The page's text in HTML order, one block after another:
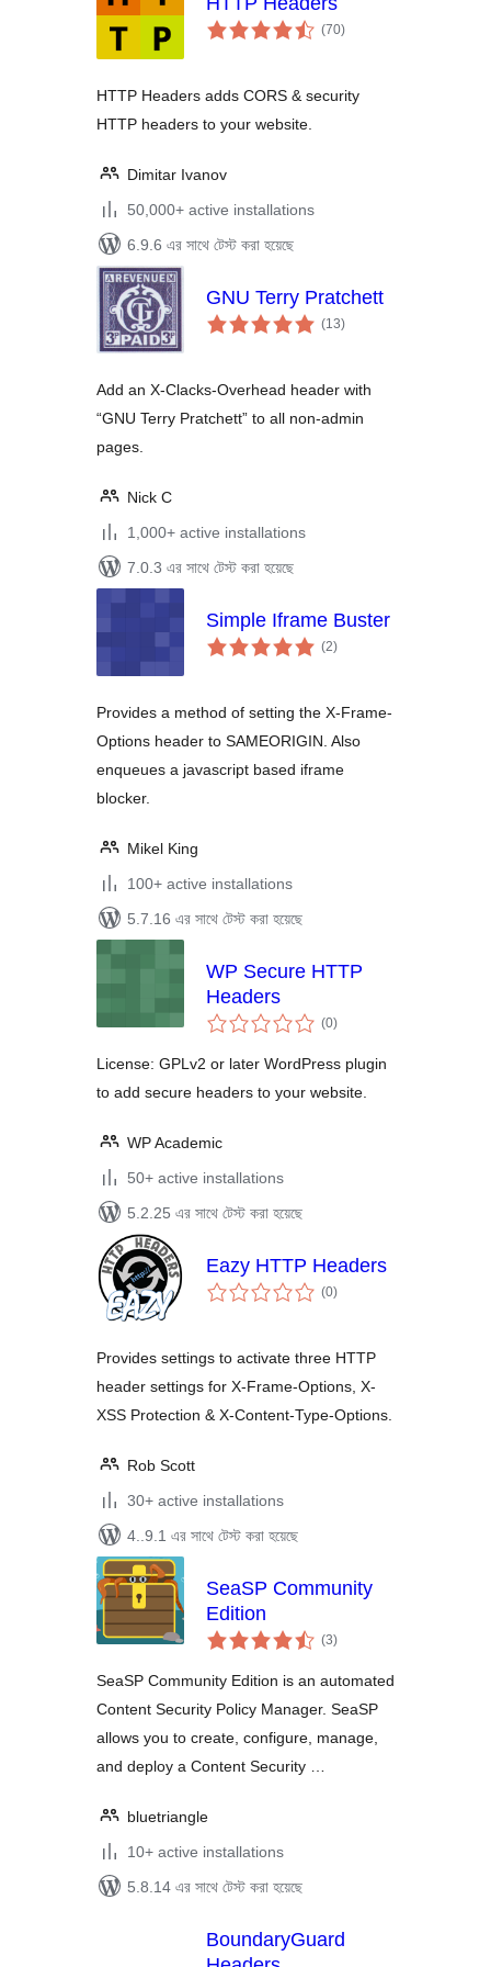
(70total
ratings
)
HTTP Headers adds CORS & security
HTTP headers to your website.
Dimitar Ivanov
50,000+ active installations
6.9.6 এর সাথে টেস্ট করা হয়েছে
GNU Terry Pratchett
(13total
ratings
)
Add an X-Clacks-Overhead header with
“GNU Terry Pratchett” to all non-admin
pages.
Nick C
1,000+ active installations
7.0.3 এর সাথে টেস্ট করা হয়েছে
Simple Iframe Buster
(2total
ratings
)
Provides a method of setting the X-Frame-
Options header to SAMEORIGIN. Also
enqueues a javascript based iframe
blocker.
Mikel King
100+ active installations
5.7.16 এর সাথে টেস্ট করা হয়েছে
WP Secure HTTP
Headers
(0total
ratings
)
License: GPLv2 or later WordPress plugin
to add secure headers to your website.
WP Academic
50+ active installations
5.2.25 এর সাথে টেস্ট করা হয়েছে
Eazy HTTP Headers
(0total
ratings
)
Provides settings to activate three HTTP
header settings for X-Frame-Options, X-
XSS Protection & X-Content-Type-Options.
Rob Scott
30+ active installations
4..9.1 এর সাথে টেস্ট করা হয়েছে
SeaSP Community
Edition
(3total
ratings
)
SeaSP Community Edition is an automated
Content Security Policy Manager. SeaSP
allows you to create, configure, manage,
and deploy a Content Security …
bluetriangle
10+ active installations
5.8.14 এর সাথে টেস্ট করা হয়েছে
BoundaryGuard